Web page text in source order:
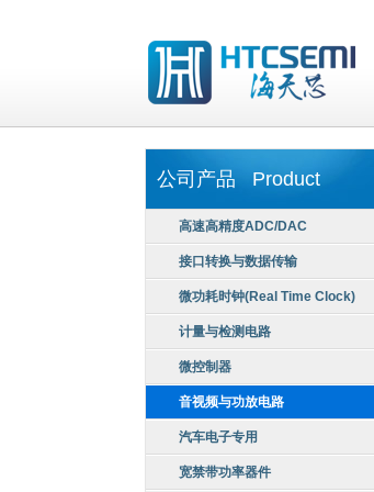
公司产品 Product
高速高精度ADC/DAC
接口转换与数据传输
微功耗时钟(Real Time Clock)
计量与检测电路
微控制器
音视频与功放电路
汽车电子专用
宽禁带功率器件